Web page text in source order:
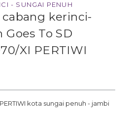
- SUNGAI PENUH
cabang kerinci-
To SD
XI PERTIWI
kota sungai penuh - jambi